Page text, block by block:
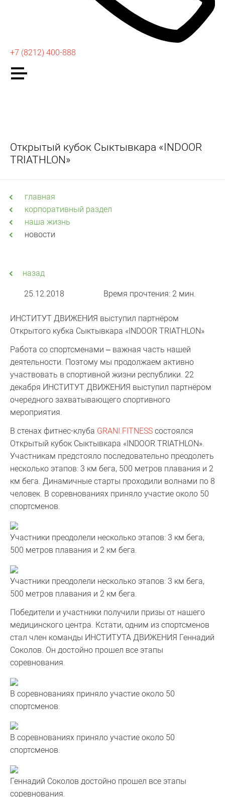
+7 (8212) 400-888
Открытый кубок Сыктывкара «INDOOR
TRIATHLON»
главная
корпоративный раздел
наша жизнь
новости
назад
25.12.2018 Время прочтения: 2 мин.
ИНСТИТУТ ДВИЖЕНИЯ выступил партнёром
Открытого кубка Сыктывкара «INDOOR TRIATHLON»
Работа со спортсменами – важная часть нашей
деятельности. Поэтому мы продолжаем активно
участвовать в спортивной жизни республики. 22
декабря ИНСТИТУТ ДВИЖЕНИЯ выступил партнёром
очередного захватывающего спортивного
мероприятия.
В стенах фитнес-клуба GRANI.FITNESS состоялся
Открытый кубок Сыктывкара «INDOOR TRIATHLON».
Участникам предстояло последовательно преодолеть
несколько этапов: 3 км бега, 500 метров плавания и 2
км бега. Динамичные старты проходили волнами по 8
человек. В соревнованиях приняло участие около 50
спортсменов.
Участники преодолели несколько этапов: 3 км бега,
500 метров плавания и 2 км бега.
Участники преодолели несколько этапов: 3 км бега,
500 метров плавания и 2 км бега.
Победители и участники получили призы от нашего
медицинского центра. Кстати, одним из спортсменов
стал член команды ИНСТИТУТА ДВИЖЕНИЯ Геннадий
Соколов. Он достойно прошел все этапы
соревнования.
В соревнованиях приняло участие около 50
спортсменов.
В соревнованиях приняло участие около 50
спортсменов.
Геннадий Соколов достойно прошел все этапы
соревнования.